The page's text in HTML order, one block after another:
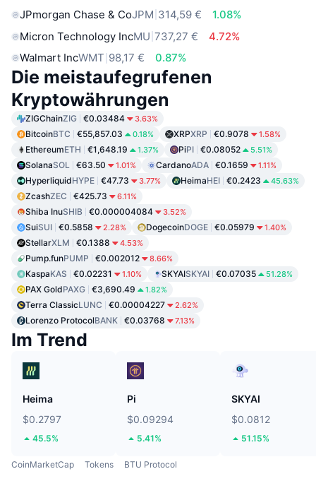
JPmorgan Chase & CoJPM 314,59 €
1.08%
Micron Technology IncMU 737,27 €
4.72%
Walmart IncWMT 98,17 € 0.87%
Die meistaufegrufenen
Kryptowährungen
ZIGChainZIG €0.03484 3.63%
BitcoinBTC €55,857.03 0.18% XRPXRP €0.9078 1.58%
EthereumETH €1,648.19 1.37% PiPI €0.08052 5.51%
SolanaSOL €63.50 1.01% CardanoADA €0.1659 1.11%
HyperliquidHYPE €47.73 3.77% HeimaHEI €0.2423 45.63%
ZcashZEC €425.73 6.11%
Shiba InuSHIB €0.000004084 3.52%
SuiSUI €0.5858 2.28% DogecoinDOGE €0.05979 1.40%
StellarXLM €0.1388 4.53%
Pump.funPUMP €0.002012 8.66%
KaspaKAS €0.02231 1.10% SKYAISKYAI €0.07035 51.28%
PAX GoldPAXG €3,690.49 1.82%
Terra ClassicLUNC €0.00004227 2.62%
Lorenzo ProtocolBANK €0.03768 7.13%
Im Trend
Heima
$0.2797
45.5%
Pi
$0.09294
5.41%
SKYAI
$0.0812
51.15%
CoinMarketCap Tokens BTU Protocol